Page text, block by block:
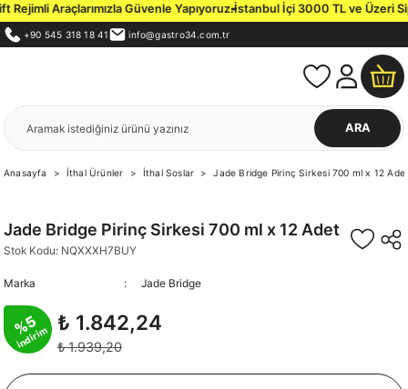
Araçlarımızla Güvenle Yapıyoruz.İstanbul İçi 3000 TL ve Üzeri
+90 545 318 18 41 info@gastro34.com.tr
ARA
Anasayfa İthal Ürünler İthal Soslar Jade Bridge Pirinç Sirkesi 700 ml x 12
Jade Bridge Pirinç Sirkesi 700 ml x 12 Adet
Stok Kodu: NQXXXH7BUY
Marka Jade Bridge
%5
indirim
₺ 1.842,24
₺ 1.939,20